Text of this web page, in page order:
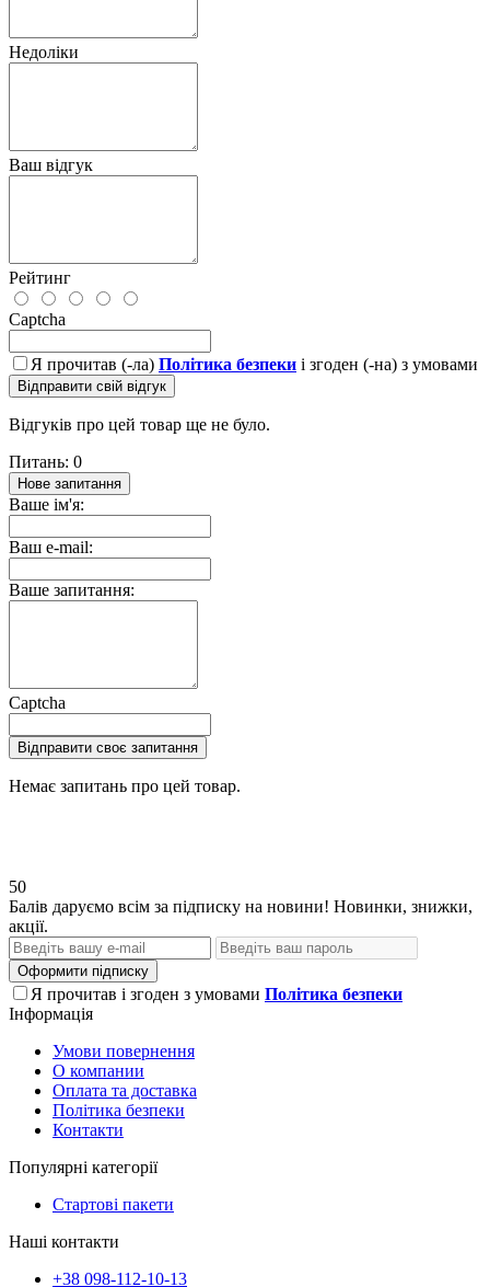
Недоліки
Ваш відгук
Рейтинг
Captcha
Я прочитав (-ла) Політика безпеки і згоден (-на) з умовами
Відправити свій відгук
Відгуків про цей товар ще не було.
Питань: 0
Нове запитання
Ваше ім'я:
Ваш e-mail:
Ваше запитання:
Captcha
Відправити своє запитання
Немає запитань про цей товар.
50
Балів даруємо всім за підписку на новини! Новинки, знижки,
акції.
Оформити підписку
Я прочитав і згоден з умовами Політика безпеки
Інформація
Умови повернення
О компании
Оплата та доставка
Політика безпеки
Контакти
Популярні категорії
Стартові пакети
Наші контакти
+38 098-112-10-13